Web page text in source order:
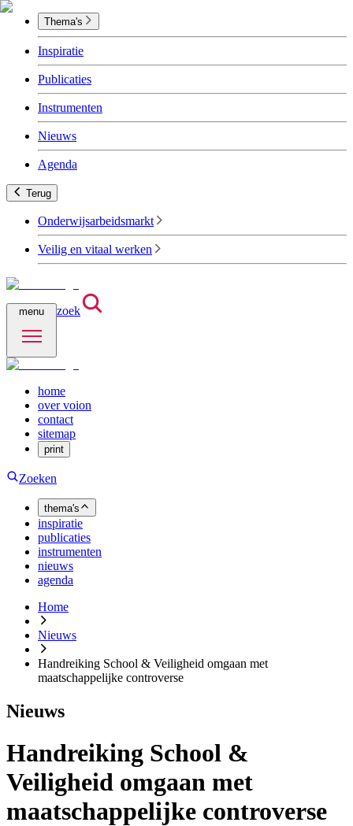
Thema's
Inspiratie
Publicaties
Instrumenten
Nieuws
Agenda
Terug
Onderwijsarbeidsmarkt
Veilig en vitaal werken
menu zoek
home
over voion
contact
sitemap
print
Zoeken
thema's
inspiratie
publicaties
instrumenten
nieuws
agenda
Home
Nieuws
Handreiking School & Veiligheid omgaan met
maatschappelijke controverse
Nieuws
Handreiking School &
Veiligheid omgaan met
maatschappelijke controverse